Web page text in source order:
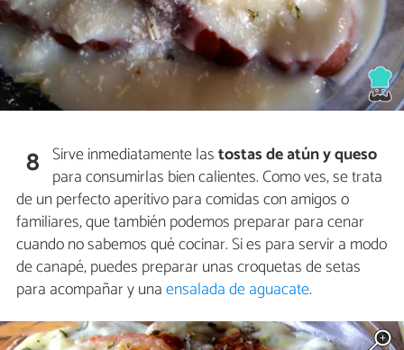
8 Sirve inmediatamente lastostas de atún y queso
para consumirlas bien calientes. Como ves, se trata
de un perfecto aperitivo para comidas con amigos o
familiares, que también podemos preparar para cenar
cuando no sabemos qué cocinar. Si es para servir a modo
de canapé, puedes preparar unas croquetas de setas
para acompañar y unaensalada de aguacate.